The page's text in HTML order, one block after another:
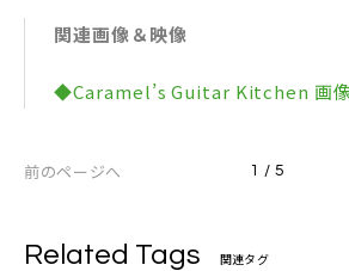
関連画像＆映像
◆Caramel’s Guitar Kitchen 画
前のページへ 1 / 5
Related Tags 関連タグ